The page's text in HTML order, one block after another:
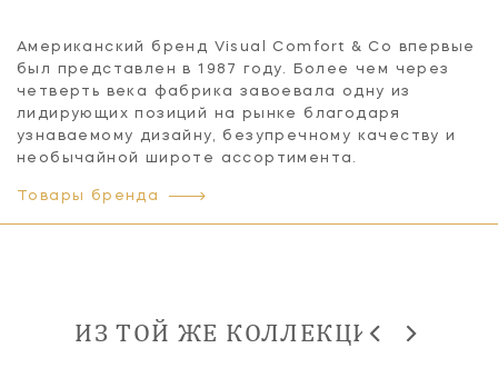
Американский бренд Visual Comfort & Co впервые
был представлен в 1987 году. Более чем через
четверть века фабрика завоевала одну из
лидирующих позиций на рынке благодаря
узнаваемому дизайну, безупречному качеству и
необычайной широте ассортимента.
Товары бренда
ИЗ ТОЙ ЖЕ КОЛЛЕКЦИИ